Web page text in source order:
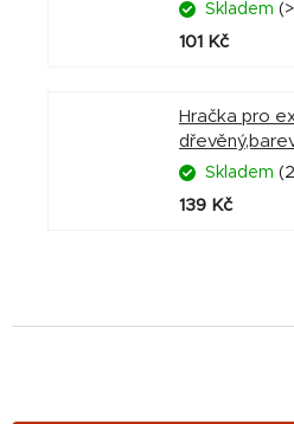
Skladem
101 Kč
Hračka pro
Skladem
139 Kč